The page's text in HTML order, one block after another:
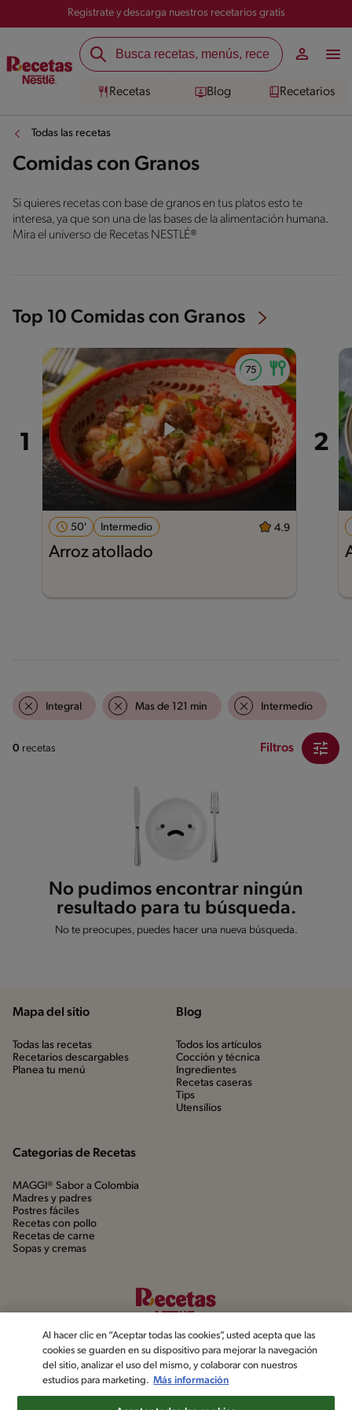
Registrate y descarga nuestros recetarios gratis
Recetas Blog Recetarios
Todas las recetas
Comidas con Granos
Si quieres recetas con base de granos en tus platos esto te
interesa, ya que son una de las bases de la alimentación humana.
Mira el universo de Recetas NESTLÉ®
Top 10 Comidas con Granos
50' Intermedio 4.9
Arroz atollado
Integral Mas de 121 min Intermedio
0 recetas Filtros
No pudimos encontrar ningún
resultado para tu búsqueda.
No te preocupes, puedes hacer una nueva búsqueda.
Mapa del sitio
Todas las recetas
Recetarios descargables
Planea tu menú
Blog
Todos los artículos
Cocción y técnica
Ingredientes
Recetas caseras
Tips
Utensílios
Categorias de Recetas
MAGGI® Sabor a Colombia
Madres y padres
Postres fáciles
Recetas con pollo
Recetas de carne
Sopas y cremas
Al hacer clic en “Aceptar todas las cookies”, usted acepta que las
cookies se guarden en su dispositivo para mejorar la navegación
del sitio, analizar el uso del mismo, y colaborar con nuestros
estudios para marketing. Más información